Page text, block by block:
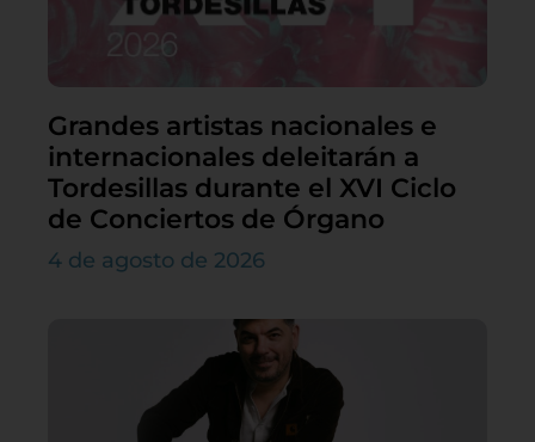
Grandes artistas nacionales e
internacionales deleitarán a
Tordesillas durante el XVI Ciclo
de Conciertos de Órgano
4 de agosto de 2026